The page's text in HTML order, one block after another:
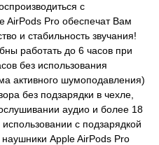
с
AirPods Pro обеспечат Вам
и стабильность звучания!
работать до 6 часов при
без использования
активного шумоподавления)
без подзарядки в чехле,
аудио и более 18
с подзарядкой
Apple AirPods Pro